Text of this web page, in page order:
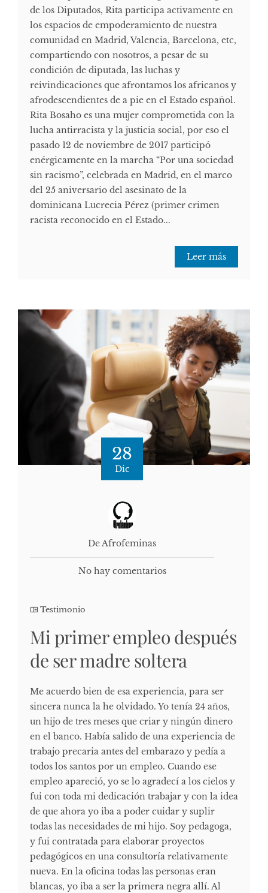
de los Diputados, Rita participa activamente en
los espacios de empoderamiento de nuestra
comunidad en Madrid, Valencia, Barcelona, etc,
compartiendo con nosotros, a pesar de su
condición de diputada, las luchas y
reivindicaciones que afrontamos los africanos y
afrodescendientes de a pie en el Estado español.
Rita Bosaho es una mujer comprometida con la
lucha antirracista y la justicia social, por eso el
pasado 12 de noviembre de 2017 participó
enérgicamente en la marcha “Por una sociedad
sin racismo”, celebrada en Madrid, en el marco
del 25 aniversario del asesinato de la
dominicana Lucrecia Pérez (primer crimen
racista reconocido en el Estado...
Leer más
28
Dic
De Afrofeminas
No hay comentarios
Testimonio
Mi primer empleo después
de ser madre soltera
Me acuerdo bien de esa experiencia, para ser
sincera nunca la he olvidado. Yo tenía 24 años,
un hijo de tres meses que criar y ningún dinero
en el banco. Había salido de una experiencia de
trabajo precaria antes del embarazo y pedía a
todos los santos por un empleo. Cuando ese
empleo apareció, yo se lo agradecí a los cielos y
fui con toda mi dedicación trabajar y con la idea
de que ahora yo iba a poder cuidar y suplir
todas las necesidades de mi hijo. Soy pedagoga,
y fui contratada para elaborar proyectos
pedagógicos en una consultoría relativamente
nueva. En la oficina todas las personas eran
blancas, yo iba a ser la primera negra allí. Al